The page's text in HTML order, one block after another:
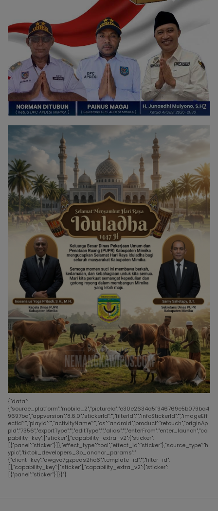
{"data":
{"source_platform":"mobile_2","pictureId":"e30e2634d5f946769e5b079ba4
9697ba","appversion":"8.6.0","stickerId":"","filterId":"","infoStickerId":"","imageEff
ectId":"","playId":"","activityName":"","os":"android","product":"retouch","originAp
pId":"7356","exportType":"","editType":"","alias":"","enterFrom":"enter_launch","ca
pability_key":["sticker"],"capability_extra_v2":{"sticker":
[{"panel":"sticker"}]},"effect_type":"tool","effect_id":"sticker"},"source_type":"h
ypic","tiktok_developers_3p_anchor_params":"
{"client_key":"awgvo7gzpeas2ho6","template_id":"","filter_id":
[],"capability_key":["sticker"],"capability_extra_v2":{"sticker":
[{"panel":"sticker"}]}}"}